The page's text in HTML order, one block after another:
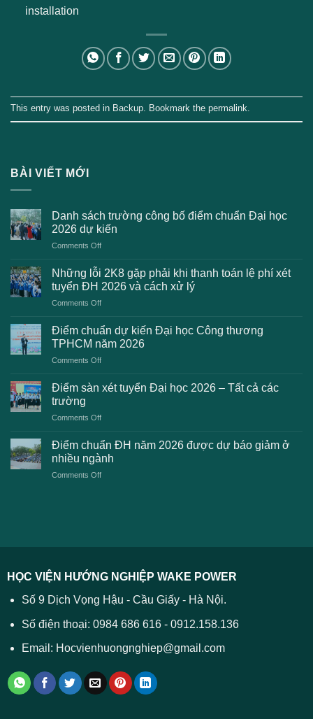
BÀI VIẾT MỚI
Danh sách trường công bố điểm chuẩn Đại học
2026 dự kiến
Comments Offon
sách
trường
công
bố
chuẩn
Đại
kiến
Những lỗi 2K8 gặp phải khi thanh toán lệ phí xét
tuyển ĐH 2026 và cách xử lý
Comments Offon
lỗi
2K8
gặp
phải
thanh
tuyển
ĐH
Điểm chuẩn dự kiến Đại học Công thương
TPHCM năm 2026
Comments Offon
chuẩn
Đại
Công
thương
Điểm sàn xét tuyển Đại học 2026 – Tất cả các
trường
Comments Offon
sàn
xét
tuyển
Đại
Điểm chuẩn ĐH năm 2026 được dự báo giảm ở
nhiều ngành
Comments Offon
giảm
nhiều
installation
This entry was posted in Backup . Bookmark the permalink
HỌC VIỆN HƯỚNG NGHIỆP WAKE POWER
Số 9 Dịch Vọng Hậu - Cầu Giấy - Hà Nội.
Số điện thoại: 0984 686 616 - 0912.158.136
Email: Hocvienhuongnghiep@gmail.com